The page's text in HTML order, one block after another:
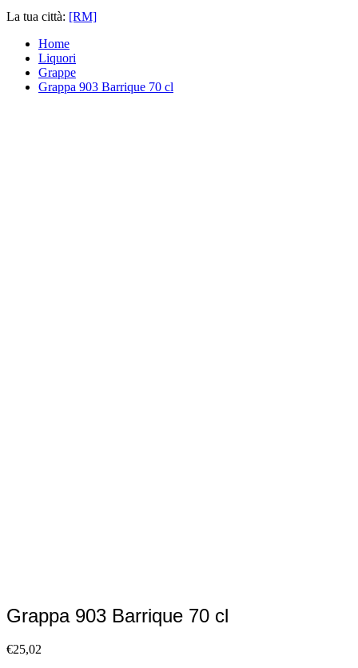
La tua città: [RM]
Home
Liquori
Grappe
Grappa 903 Barrique 70 cl
Grappa 903 Barrique 70 cl
€25,02